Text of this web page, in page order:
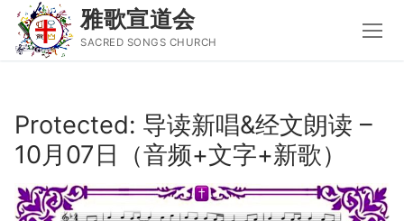
content
雅歌宣道会
SACRED SONGS CHURCH
Search
for:
主页
Protected: 导读新唱&经文朗读 –
10月07日（音频+文字+新歌）